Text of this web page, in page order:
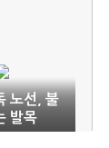
노선, 불
발목